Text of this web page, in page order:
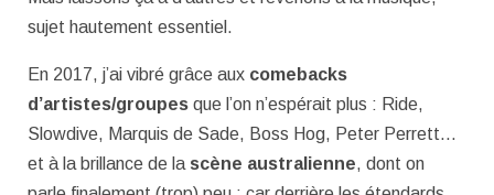
sujet hautement essentiel.
En 2017, j’ai vibré grâce aux comebacks
d’artistes/groupes que l’on n’espérait plus : Ride,
Slowdive, Marquis de Sade, Boss Hog, Peter Perrett…
et à la brillance de la scène australienne, dont on